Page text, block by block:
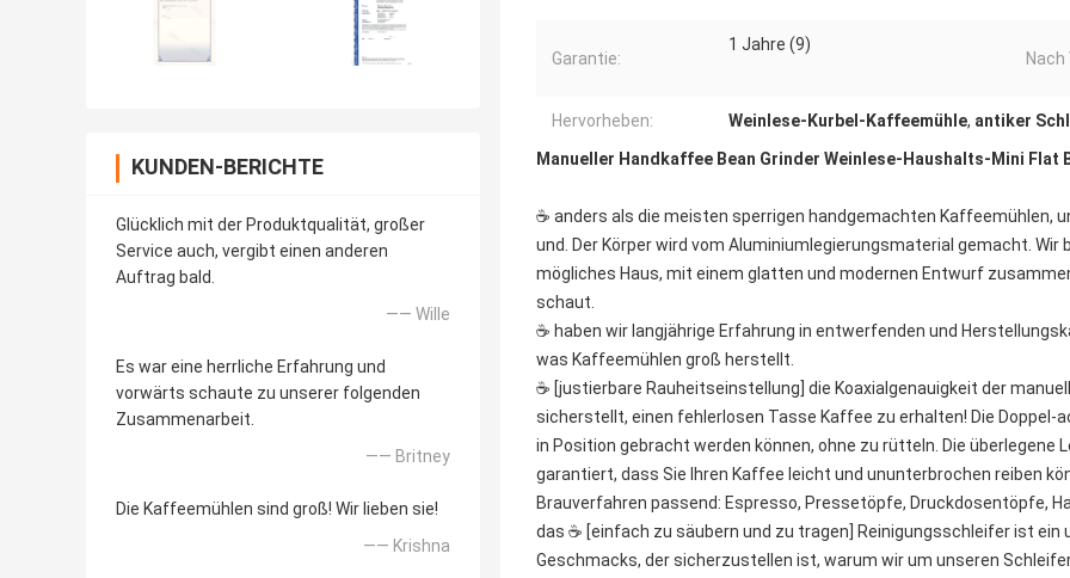
KUNDEN-BERICHTE
Glücklich mit der Produktqualität, großer
Service auch, vergibt einen anderen
Auftrag bald.
—— Wille
Es war eine herrliche Erfahrung und
vorwärts schaute zu unserer folgenden
Zusammenarbeit.
—— Britney
Die Kaffeemühlen sind groß! Wir lieben sie!
—— Krishna
Garantie:
1 Jahre (9)
Hervorheben: Weinlese-Kurbel-Kaffeemühle, antiker
Manueller Handkaffee Bean Grinder Weinlese-Haushalts-Mini
☕ anders als die meisten sperrigen handgemachten Kaffeemühlen,
und. Der Körper wird vom Aluminiumlegierungsmaterial gemacht. Wir
mögliches Haus, mit einem glatten und modernen Entwurf
schaut.
☕ haben wir langjährige Erfahrung in entwerfenden und
was Kaffeemühlen groß herstellt.
☕ [justierbare Rauheitseinstellung] die Koaxialgenauigkeit der
sicherstellt, einen fehlerlosen Tasse Kaffee zu erhalten! Die
in Position gebracht werden können, ohne zu rütteln. Die
garantiert, dass Sie Ihren Kaffee leicht und ununterbrochen reiben
Brauverfahren passend: Espresso, Pressetöpfe, Druckdosentöpfe,
das ☕ [einfach zu säubern und zu tragen] Reinigungsschleifer ist
Geschmacks, der sicherzustellen ist, warum wir um unseren